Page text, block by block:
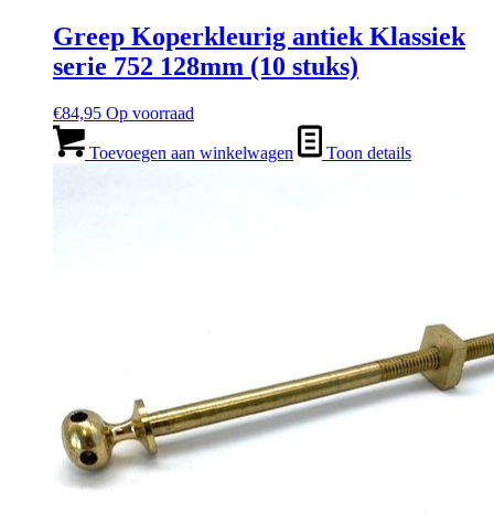
Greep Koperkleurig antiek Klassiek
serie 752 128mm (10 stuks)
€84,95 Op voorraad
Toevoegen aan winkelwagen Toon details